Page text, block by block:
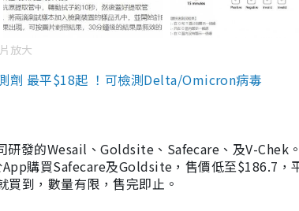
放大
劑 最平$18起 ！可檢測Delta/Omicron病毒
研發的Wesail、Goldsite、Safecare、及V-Chek
購買Safecare及Goldsite，售價低至$186.7，
到，數量有限，售完即止。